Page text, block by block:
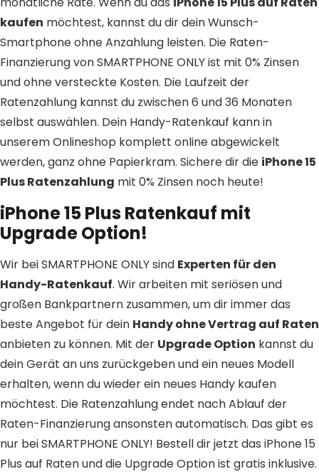
kaufen möchtest, kannst du dir dein Wunsch-
Smartphone ohne Anzahlung leisten. Die Raten-
Finanzierung von SMARTPHONE ONLY ist mit 0% Zinsen
und ohne versteckte Kosten. Die Laufzeit der
Ratenzahlung kannst du zwischen 6 und 36 Monaten
selbst auswählen. Dein Handy-Ratenkauf kann in
unserem Onlineshop komplett online abgewickelt
werden, ganz ohne Papierkram. Sichere dir die iPhone 15
Plus Ratenzahlung mit 0% Zinsen noch heute!
iPhone 15 Plus Ratenkauf mit
Upgrade Option!
Wir bei SMARTPHONE ONLY sind Experten für den
Handy-Ratenkauf. Wir arbeiten mit seriösen und
großen Bankpartnern zusammen, um dir immer das
beste Angebot für dein Handy ohne Vertrag auf Raten
anbieten zu können. Mit der Upgrade Option kannst du
dein Gerät an uns zurückgeben und ein neues Modell
erhalten, wenn du wieder ein neues Handy kaufen
möchtest. Die Ratenzahlung endet nach Ablauf der
Raten-Finanzierung ansonsten automatisch. Das gibt es
nur bei SMARTPHONE ONLY! Bestell dir jetzt das iPhone 15
Plus auf Raten und die Upgrade Option ist gratis inklusive.